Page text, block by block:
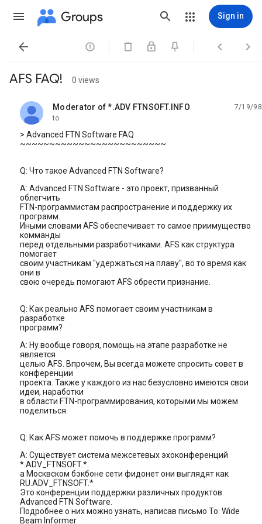
Groups Sign in
   
AFS FAQ! 0 views
Moderator of *.ADV FTNSOFT.INFO
unread,
7/19/98
to
> Advanced FTN Software FAQ
~~~~~~~~~~~~~~~~~~~~~~~~~
Q: Что такое Advanced FTN Software?
A: Advanced FTN Software - это проект, призванный
облегчить
FTN-программистам распространение и поддержку их
программ.
Иными словами AFS обеспечивает то самое приимущество
комманды
перед отдельными разработчиками. AFS как структура
помогает
своим участникам "удержаться на плаву", во то время как
они в
свою очередь помогают AFS обрести признание.
Q: Как реально AFS помогает своим участникам в
разработке
программ?
A: Hу вообще говоря, помощь на этапе разработке не
является
целью AFS. Впрочем, Вы всегда можете спросить совет в
конференции
проекта. Также у каждого из нас безусловно имеются свои
идеи, наработки
в области FTN-программирования, которыми мы можем
поделиться.
Q: Как AFS может помочь в поддержке программ?
A: Существует система межсетевых эхоконференций
*.ADV_FTNSOFT.*.
а Москвском бэкбоне сети фидонет они выглядят как
RU.ADV_FTNSOFT.*
Это конференции поддержки различных продуктов
Advanced FTN Software.
Подробнее о них можно узнать, написав письмо To: Wide
Beam Informer